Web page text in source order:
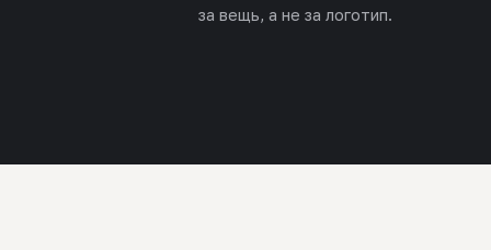
за вещь, а не за логотип.